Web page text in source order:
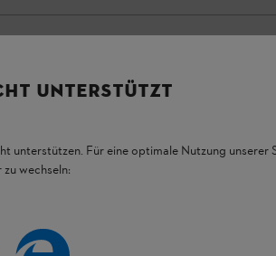
UNTERSTÜTZT
unterstützen. Für eine optimale Nutzung unserer
wechseln: